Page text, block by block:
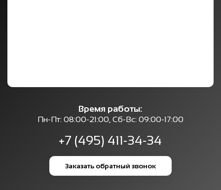
Время работы:
Пн-Пт: 08:00-21:00, Сб-Вс: 09:00-17:00
+7 (495) 411-34-34
Заказать обратный звонок